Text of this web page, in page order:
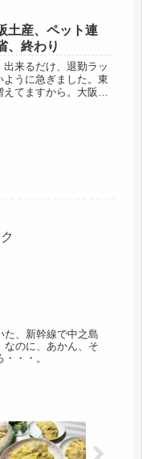
にかく、家にたどり
で娘も帰宅...
土産、ペット連
、終わり
出来るだけ、退勤ラッ
ように急ぎました。東
えてますから。大阪
た、新幹線で中之島
なのに、あかん、そ
・・。